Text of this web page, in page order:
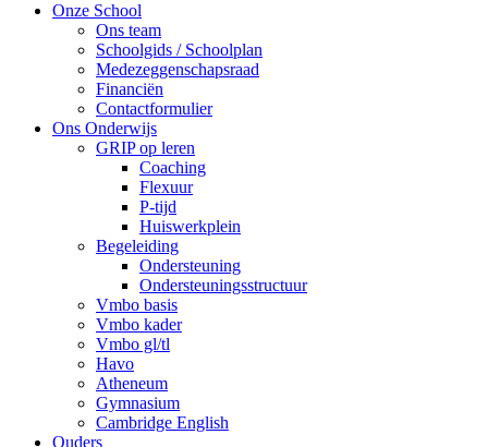
Onze School
Ons team
Schoolgids / Schoolplan
Medezeggenschapsraad
Financiën
Contactformulier
Ons Onderwijs
GRIP op leren
Coaching
Flexuur
P-tijd
Huiswerkplein
Begeleiding
Ondersteuning
Ondersteuningsstructuur
Vmbo basis
Vmbo kader
Vmbo gl/tl
Havo
Atheneum
Gymnasium
Cambridge English
Ouders